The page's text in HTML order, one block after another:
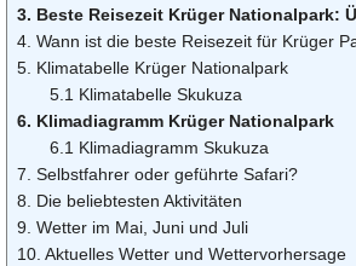
3. Beste Reisezeit Krüger Nationalpark:
4. Wann ist die beste Reisezeit für Krüger
5. Klimatabelle Krüger Nationalpark
5.1 Klimatabelle Skukuza
6. Klimadiagramm Krüger Nationalpark
6.1 Klimadiagramm Skukuza
7. Selbstfahrer oder geführte Safari?
8. Die beliebtesten Aktivitäten
9. Wetter im Mai, Juni und Juli
10. Aktuelles Wetter und Wettervorhersage